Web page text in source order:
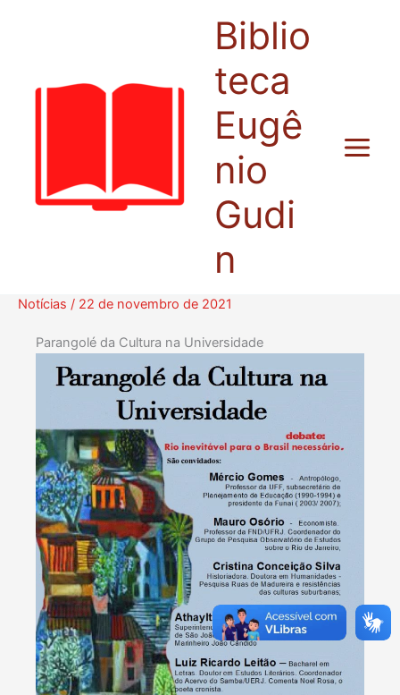
Biblio
teca
Eugê
nio
Gudi
n
Notícias / 22 de novembro de 2021
Parangolé da Cultura na Universidade